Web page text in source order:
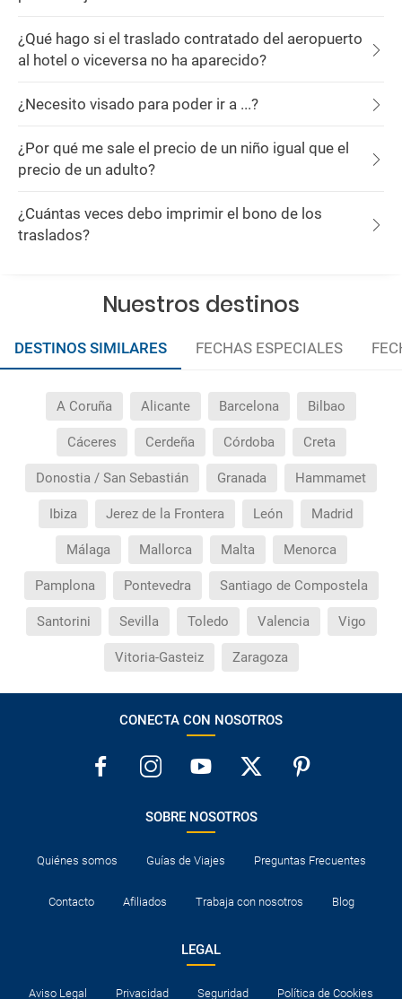
¿Qué hago si el traslado contratado del aeropuerto
al hotel o viceversa no ha aparecido?
¿Necesito visado para poder ir a ...?
¿Por qué me sale el precio de un niño igual que el
precio de un adulto?
¿Cuántas veces debo imprimir el bono de los
traslados?
Nuestros destinos
DESTINOS SIMILARES FECHAS ESPECIALES
A Coruña Alicante Barcelona Bilbao
Cáceres Cerdeña Córdoba Creta
Donostia / San Sebastián Granada Hammamet
Ibiza Jerez de la Frontera León Madrid
Málaga Mallorca Malta Menorca
Pamplona Pontevedra Santiago de Compostela
Santorini Sevilla Toledo Valencia Vigo
Vitoria-Gasteiz Zaragoza
CONECTA CON NOSOTROS
SOBRE NOSOTROS
Quiénes somos Guías de Viajes Preguntas Frecuentes
Contacto Afiliados Trabaja con nosotros Blog
LEGAL
Aviso Legal Privacidad Seguridad Política de Cookies